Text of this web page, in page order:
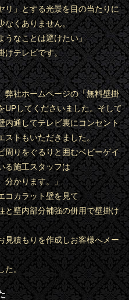
リ」とする光景を目の当たりに
なくありません。
うなことは避けたい」
けテレビです。
弊社ホームページの「無料壁掛
UPしてくださいました。そして
内通してテレビ裏にコンセント
ストもいただきました。
周りをぐるりと囲むベビーゲイ
る施工スタッフは
分かります。」
コカラット壁を見て
と壁内部分補強の併用で壁掛け
見積もりを作成しお客様へメー
た。